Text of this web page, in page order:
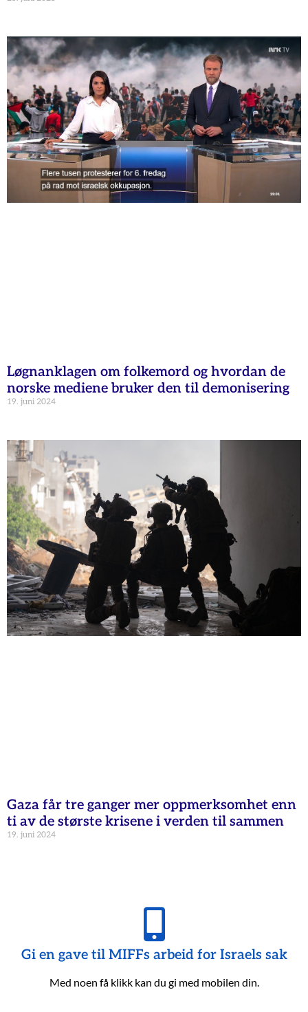
Løgnanklagen om folkemord og hvordan de
norske mediene bruker den til demonisering
19. juni 2024
Gaza får tre ganger mer oppmerksomhet enn
ti av de største krisene i verden til sammen
19. juni 2024
Gi en gave til MIFFs arbeid for Israels sak
Med noen få klikk kan du gi med mobilen din.